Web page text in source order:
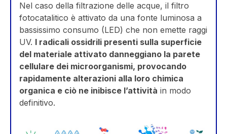
Nel caso della filtrazione delle acque, il filtro
fotocatalitico è attivato da una fonte luminosa a
bassissimo consumo (LED) che non emette raggi
UV. I radicali ossidrili presenti sulla superficie
del materiale attivato danneggiano la parete
cellulare dei microorganismi, provocando
rapidamente alterazioni alla loro chimica
organica e ciò ne inibisce l’attività in modo
definitivo.